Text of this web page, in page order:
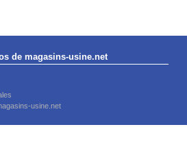
de magasins-usine.net
usine.net